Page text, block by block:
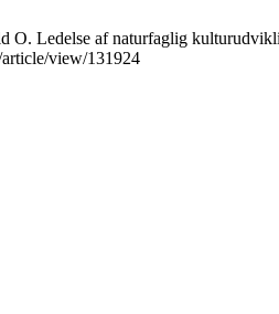
O. Ledelse af naturfaglig
view/131924